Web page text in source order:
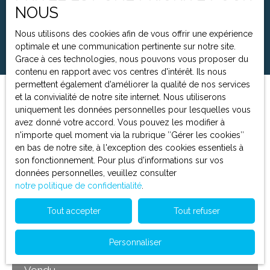
Surface min (m²)
Rechercher
Pertinence
Trier par
Créer une alerte
NOUS
Nous utilisons des cookies afin de vous offrir une expérience
optimale et une communication pertinente sur notre site.
Grace à ces technologies, nous pouvons vous proposer du
contenu en rapport avec vos centres d'intérêt. Ils nous
permettent également d'améliorer la qualité de nos services
et la convivialité de notre site internet. Nous utiliserons
uniquement les données personnelles pour lesquelles vous
avez donné votre accord. Vous pouvez les modifier à
n'importe quel moment via la rubrique ″Gérer les cookies″
en bas de notre site, à l'exception des cookies essentiels à
son fonctionnement. Pour plus d'informations sur vos
données personnelles, veuillez consulter
notre politique de confidentialité
Tout accepter Tout refuser
Personnaliser